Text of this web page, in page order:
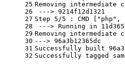
25
26
27
28
29
30
31
32
Removing intermediate
---> 9214f12d1321
Step 5/5 : CMD [
"php" ,
---> Running in
Removing intermediate
---> 96a3b12365dc
Successfully built
Successfully tagged